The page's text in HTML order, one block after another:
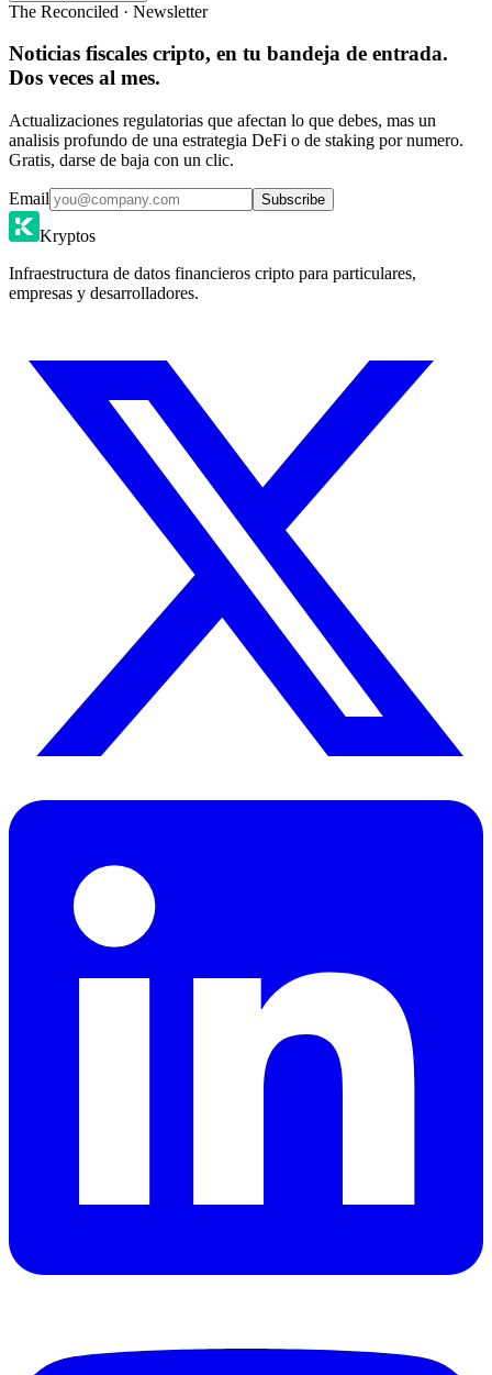
The Reconciled · Newsletter
Noticias fiscales cripto, en tu bandeja de entrada.
Dos veces al mes.
Actualizaciones regulatorias que afectan lo que debes, mas un
analisis profundo de una estrategia DeFi o de staking por numero.
Gratis, darse de baja con un clic.
Email Subscribe
Kryptos
Infraestructura de datos financieros cripto para particulares,
empresas y desarrolladores.